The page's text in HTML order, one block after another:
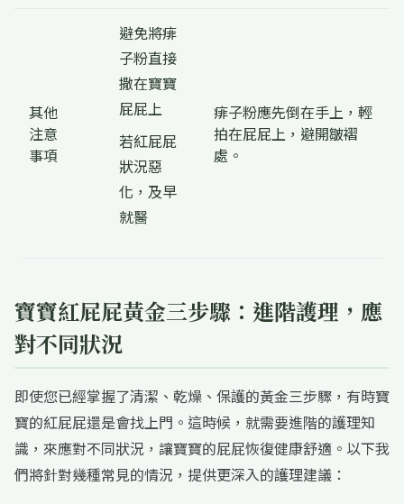
其他
注意
事項
避免將痱
子粉直接
撒在寶寶
屁屁上
若紅屁屁
狀況惡
化，及早
就醫
痱子粉應先倒在手上，輕
拍在屁屁上，避開皺褶
處。
寶寶紅屁屁黃金三步驟：進階護理，應
對不同狀況
即使您已經掌握了清潔、乾燥、保護的黃金三步驟，有時寶
寶的紅屁屁還是會找上門。這時候，就需要進階的護理知
識，來應對不同狀況，讓寶寶的屁屁恢復健康舒適。以下我
們將針對幾種常見的情況，提供更深入的護理建議：